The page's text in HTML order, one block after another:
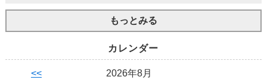
もっとみる
カレンダー
<<
2026年8月